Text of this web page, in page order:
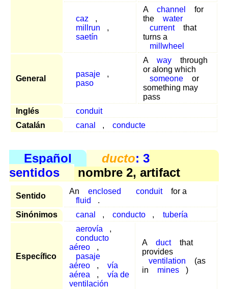
caz
,
millrun
,
saetín
A channel
for
the
water
current
that
turns a
millwheel
General
pasaje
,
paso
A way
through
or along which
someone
or
something may
pass
Inglés
conduit
Catalán
canal , conducte
Español ducto: 3
sentidos
nombre 2, artifact
Sentido
An enclosed conduit
for a
fluid
.
Sinónimos
canal , conducto , tubería
Específico
aerovía
,
conducto
aéreo
,
pasaje
aéreo
,
vía
aérea
,
vía de
ventilación
A duct
that
provides
ventilation
(as
in
mines )